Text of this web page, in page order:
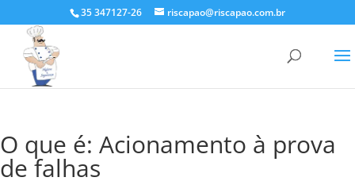
35 347127-26 riscapao@riscapao.com.br
O que é: Acionamento à prova
de falhas